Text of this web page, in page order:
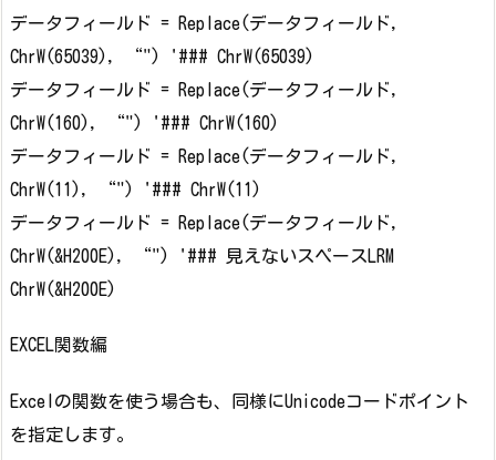
データフィールド = Replace(データフィールド,
ChrW(65039), “") '### ChrW(65039)
データフィールド = Replace(データフィールド,
ChrW(160), “") '### ChrW(160)
データフィールド = Replace(データフィールド,
ChrW(11), “") '### ChrW(11)
データフィールド = Replace(データフィールド,
ChrW(&H200E), “") '### 見えないスペースLRM
ChrW(&H200E)
EXCEL関数編
Excelの関数を使う場合も、同様にUnicodeコードポイント
を指定します。